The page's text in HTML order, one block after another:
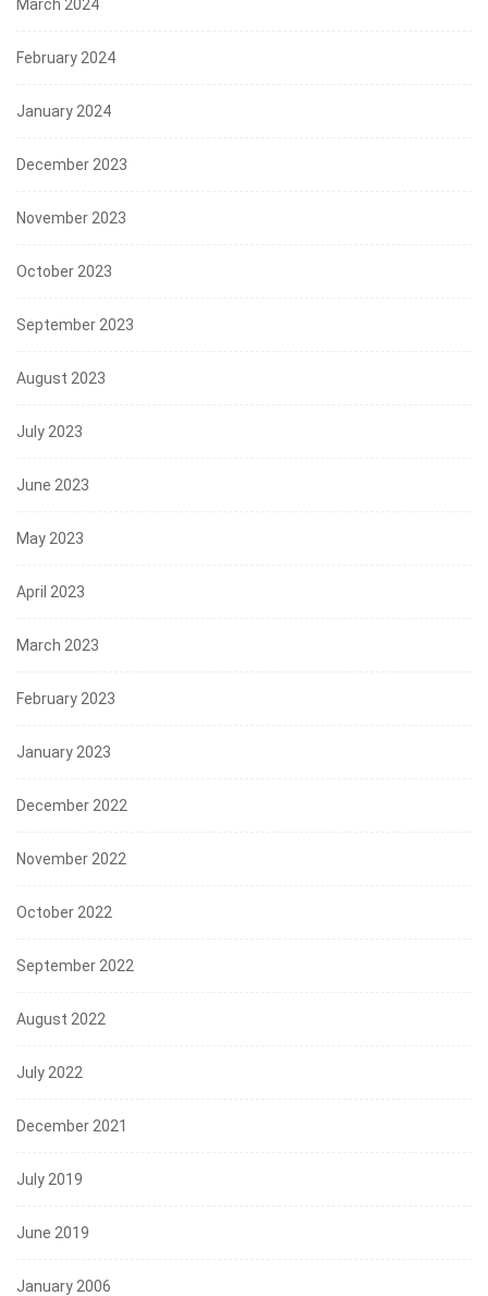
March 2024
February 2024
January 2024
December 2023
November 2023
October 2023
September 2023
August 2023
July 2023
June 2023
May 2023
April 2023
March 2023
February 2023
January 2023
December 2022
November 2022
October 2022
September 2022
August 2022
July 2022
December 2021
July 2019
June 2019
January 2006